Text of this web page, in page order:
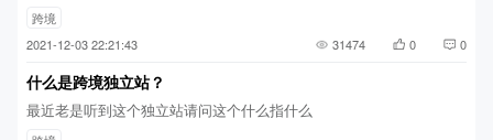
跨境
2021-12-03 22:21:43
31474 0 0
什么是跨境独立站？
最近老是听到这个独立站请问这个什么指什么